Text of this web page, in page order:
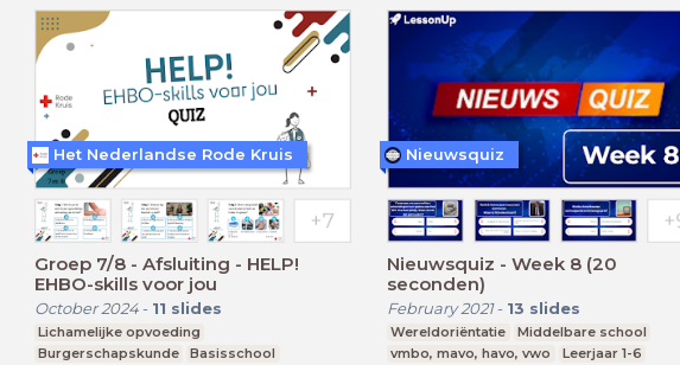
Groep 7/8 - Afsluiting - HELP!
EHBO-skills voor jou
October 2024- 11 slides
Lichamelijke opvoeding
Burgerschapskunde
Basisschool
Het Nederlandse Rode Kruis
Nieuwsquiz - Week 8 (20
seconden)
February 2021- 13 slides
Wereldoriëntatie
Middelbare school
vmbo, mavo, havo, vwo
Leerjaar 1-6
Nieuwsquiz